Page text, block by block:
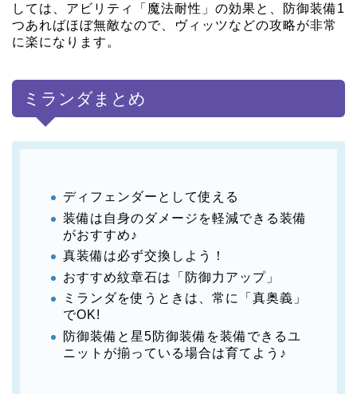
しては、アビリティ「魔法耐性」の効果と、防御装備1
つあればほぼ無敵なので、ヴィッツなどの攻略が非常
に楽になります。
ミランダまとめ
ディフェンダーとして使える
装備は自身のダメージを軽減できる装備
がおすすめ♪
真装備は必ず交換しよう！
おすすめ紋章石は「防御力アップ」
ミランダを使うときは、常に「真奥義」
でOK!
防御装備と星5防御装備を装備できるユ
ニットが揃っている場合は育てよう♪